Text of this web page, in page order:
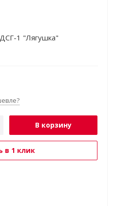
1 "Лягушка"
В корзину
в 1 клик